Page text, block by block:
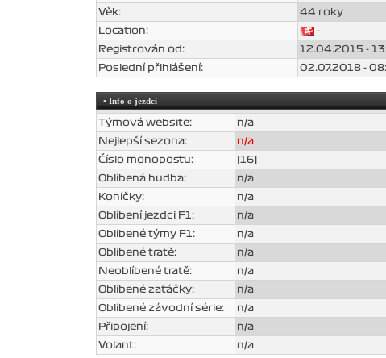
Věk:
44 roky
Location:
-
Registrován od:
12.04.2015 -
Poslední přihlášení:
02.07.2018 -
• Info o jezdci
Týmová website:
n/a
Nejlepší sezona:
n/a
Číslo monopostu:
(16)
Oblíbená hudba:
n/a
Koníčky:
n/a
Oblíbení jezdci F1:
n/a
Oblíbené týmy F1:
n/a
Oblíbené tratě:
n/a
Neoblíbené tratě:
n/a
Oblíbené zatáčky:
n/a
Oblíbené závodní série:
n/a
Připojení:
n/a
Volant:
n/a